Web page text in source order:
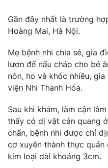
Thế giới đó đây
Câu chuyện quốc tế
Kinh tế
Thị trường
Góc doanh nghiệp
Dữ liệu và đời sống
Truyền hình
Hậu trường
Nhân vật
Khán giả
Giải trí
Điện ảnh
Âm nhạc
Đời sống
Du lịch
Giáo dục
Gần đây nhất là trường
Hoàng Mai, Hà Nội.
Mẹ bệnh nhi chia sẻ, gia
lươn để nấu cháo cho bé
nôn, ho và khóc nhiều,
viện Nhi Thanh Hóa.
Sau khi khám, làm cận
thấy có dị vật cản quang
chẩn, bệnh nhi được chỉ
cơ xuyên thành thực quản
kim loại dài khoảng 3cm.